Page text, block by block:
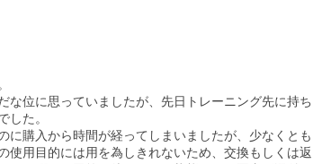
な位に思っていましたが、先日トレーニング先に持ち
した。
購入から時間が経ってしまいましたが、少なくとも
用目的には用を為しきれないため、交換もしくは返